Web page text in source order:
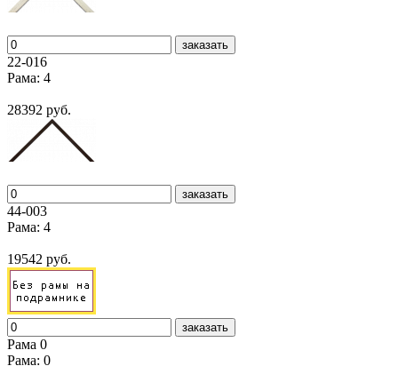
заказать
22-016
Рама: 4
28392 руб.
заказать
44-003
Рама: 4
19542 руб.
заказать
Рама 0
Рама: 0